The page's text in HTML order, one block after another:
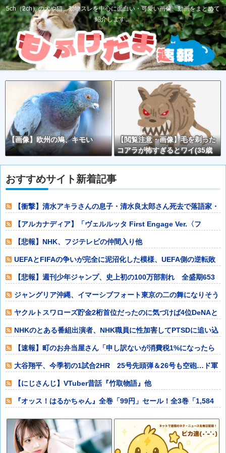
5ch（2ch）の犬や猫、動物スレを中心に面白い・可愛い画像、動画をまとめて
紹介します。
【画像】欧州の鳩、キモい
【閲覧注意・画像】毛を剃った
コアラが怖すぎるとワイ(35歳
おすすめサイト新着記事
【衝撃】清水アキラさんの息子・清水良太郎さん死去で落語家・
柳家小はださん
【アルカナディア】「ヴェルルッタ First Engage Ver.〈フ
【悲報】NHK、フジテレビの仲間入り他
UEFAとFIFAの争いが完全に泥沼化した模様、UEFA側の逆転敗
北すら
【悲報】週刊少年ジャンプ、史上初の100万部割れ 全盛期653
万部から9
ジャングリア沖縄、イマーシブフォート東京の二の舞になりそう
ヤクルトスワローズ貯金2桁首位だったのに気づけば4位DeNAと
NHKのとある番組出演者、NHK職員に性加害してPTSDに追い込
み休職さ
【速報】町のお弁当屋さん「申し訳ないが消費税1%になったら
その分商品代を
大谷翔平、今季初の1試合2HR 25号先頭弾＆26号も空砲…ド軍
は今季ワ
【にじさんじ】VTuber昔話『竹取物語』他
『オッス！はるかちゃん』全巻「99円」セール！全3巻「1,584